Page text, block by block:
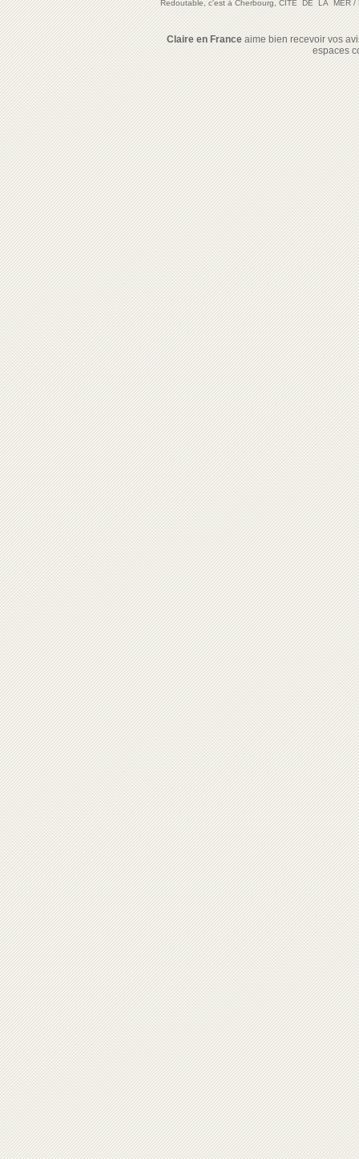
Redoutable, c'est à Cherbourg, CITE DE LA MER/
Claire en Franceaime bien recevoir vos
espaces